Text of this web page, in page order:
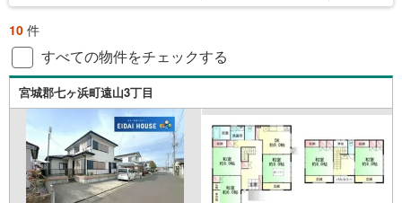
10 件
すべての物件をチェックする
宮城郡七ヶ浜町遠山3丁目